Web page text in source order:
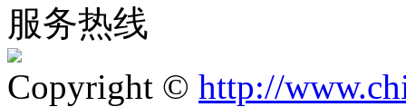
服务热线
Copyright © http://